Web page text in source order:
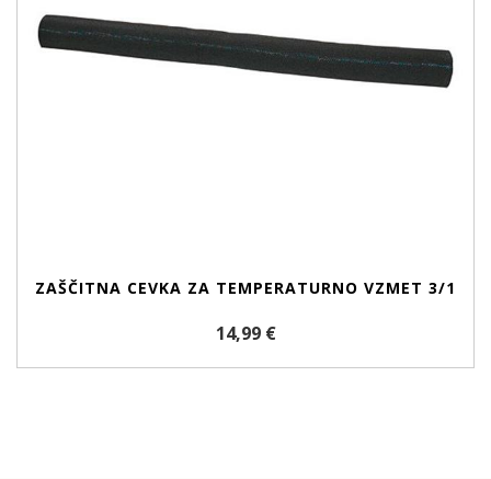
ZAŠČITNA CEVKA ZA TEMPERATURNO VZMET 3/1
14,99 €